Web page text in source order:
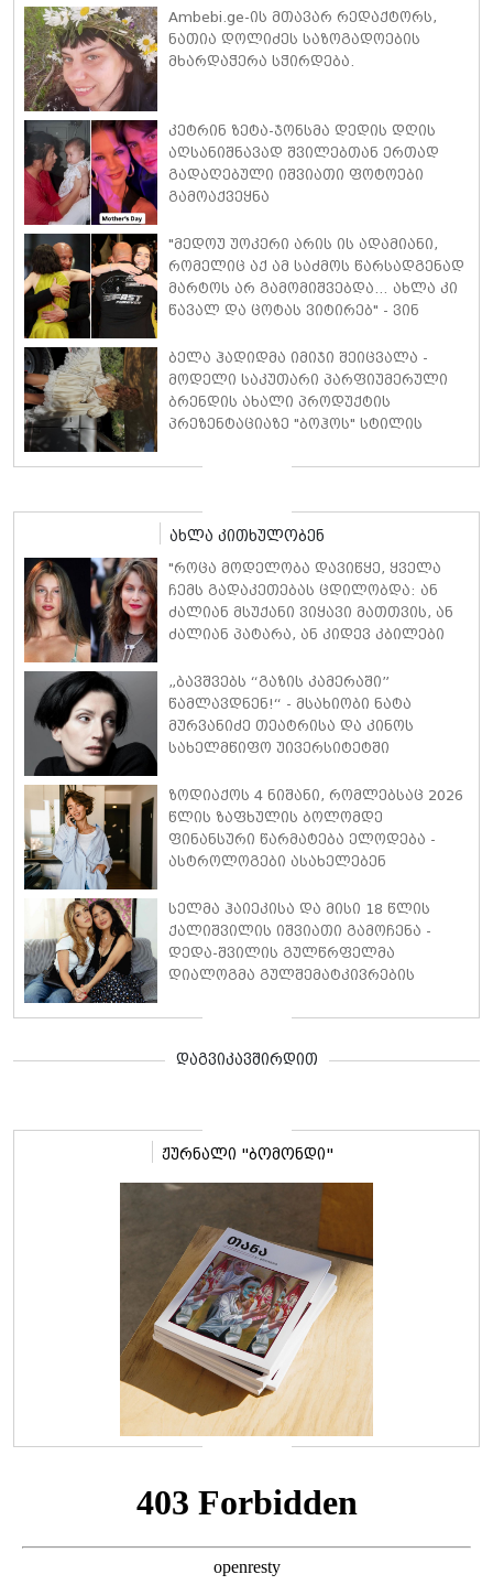
Ambebi.ge-ის მთავარ რედაქტორს,
ნათია დოლიძეს საზოგადოების
მხარდაჭერა სჭირდება.
კეტრინ ზეტა-ჯონსმა დედის დღის
აღსანიშნავად შვილებთან ერთად
გადაღებული იშვიათი ფოტოები
გამოაქვეყნა
"მედოუ უოკერი არის ის ადამიანი,
რომელიც აქ ამ საძმოს წარსადგენად
მარტოს არ გამომიშვებდა… ახლა კი
წავალ და ცოტას ვიტირებ" - ვინ
პოლ უოკერის ქალიშვილს ემოციური
სიტყვებით მიმართავს
ბელა ჰადიდმა იმიჯი შეიცვალა -
მოდელი საკუთარი პარფიუმერული
ბრენდის ახალი პროდუქტის
პრეზენტაციაზე "ბოჰოს" სტილის
მინიკაბით გამოჩნდა
ახლა კითხულობენ
"როცა მოდელობა დავიწყე, ყველა
ჩემს გადაკეთებას ცდილობდა: ან
ძალიან მსუქანი ვიყავი მათთვის, ან
ძალიან პატარა, ან კიდევ კბილები
ვამაყობ, რომ ისეთი დავრჩი,
როგორიც ვიყავი"- ლეტიცია კასტას
სილამაზის საიდუმლოებები
„ბავშვებს “გაზის კამერაში”
წამლავდნენ!“ - მსახიობი ნატა
მურვანიძე თეატრისა და კინოს
სახელმწიფო უივერსიტეტში
აქვეყნებს
ზოდიაქოს 4 ნიშანი, რომლებსაც 2026
წლის ზაფხულის ბოლომდე
ფინანსური წარმატება ელოდება -
ასტროლოგები ასახელებენ
სელმა ჰაიეკისა და მისი 18 წლის
ქალიშვილის იშვიათი გამოჩენა -
დედა-შვილის გულწრფელმა
დიალოგმა გულშემატკივრების
დაგვიკავშირდით
ჟურნალი "ბომონდი"